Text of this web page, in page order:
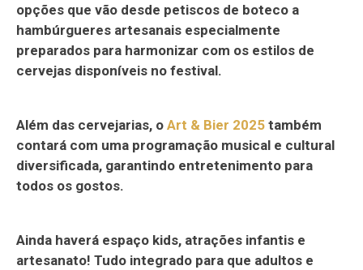
opções que vão desde petiscos de boteco a
hambúrgueres artesanais especialmente
preparados para harmonizar com os estilos de
cervejas disponíveis no festival.
Além das cervejarias, o Art & Bier 2025 também
contará com uma programação musical e cultural
diversificada, garantindo entretenimento para
todos os gostos.
Ainda haverá espaço kids, atrações infantis e
artesanato! Tudo integrado para que adultos e